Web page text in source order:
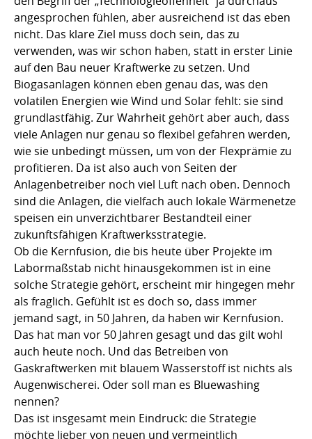
angesprochen fühlen, aber ausreichend ist das eben
nicht. Das klare Ziel muss doch sein, das zu
verwenden, was wir schon haben, statt in erster Linie
auf den Bau neuer Kraftwerke zu setzen. Und
Biogasanlagen können eben genau das, was den
volatilen Energien wie Wind und Solar fehlt: sie sind
grundlastfähig. Zur Wahrheit gehört aber auch, dass
viele Anlagen nur genau so flexibel gefahren werden,
wie sie unbedingt müssen, um von der Flexprämie zu
profitieren. Da ist also auch von Seiten der
Anlagenbetreiber noch viel Luft nach oben. Dennoch
sind die Anlagen, die vielfach auch lokale Wärmenetze
speisen ein unverzichtbarer Bestandteil einer
zukunftsfähigen Kraftwerksstrategie.
Ob die Kernfusion, die bis heute über Projekte im
Labormaßstab nicht hinausgekommen ist in eine
solche Strategie gehört, erscheint mir hingegen mehr
als fraglich. Gefühlt ist es doch so, dass immer
jemand sagt, in 50 Jahren, da haben wir Kernfusion.
Das hat man vor 50 Jahren gesagt und das gilt wohl
auch heute noch. Und das Betreiben von
Gaskraftwerken mit blauem Wasserstoff ist nichts als
Augenwischerei. Oder soll man es Bluewashing
nennen?
Das ist insgesamt mein Eindruck: die Strategie
möchte lieber von neuen und vermeintlich